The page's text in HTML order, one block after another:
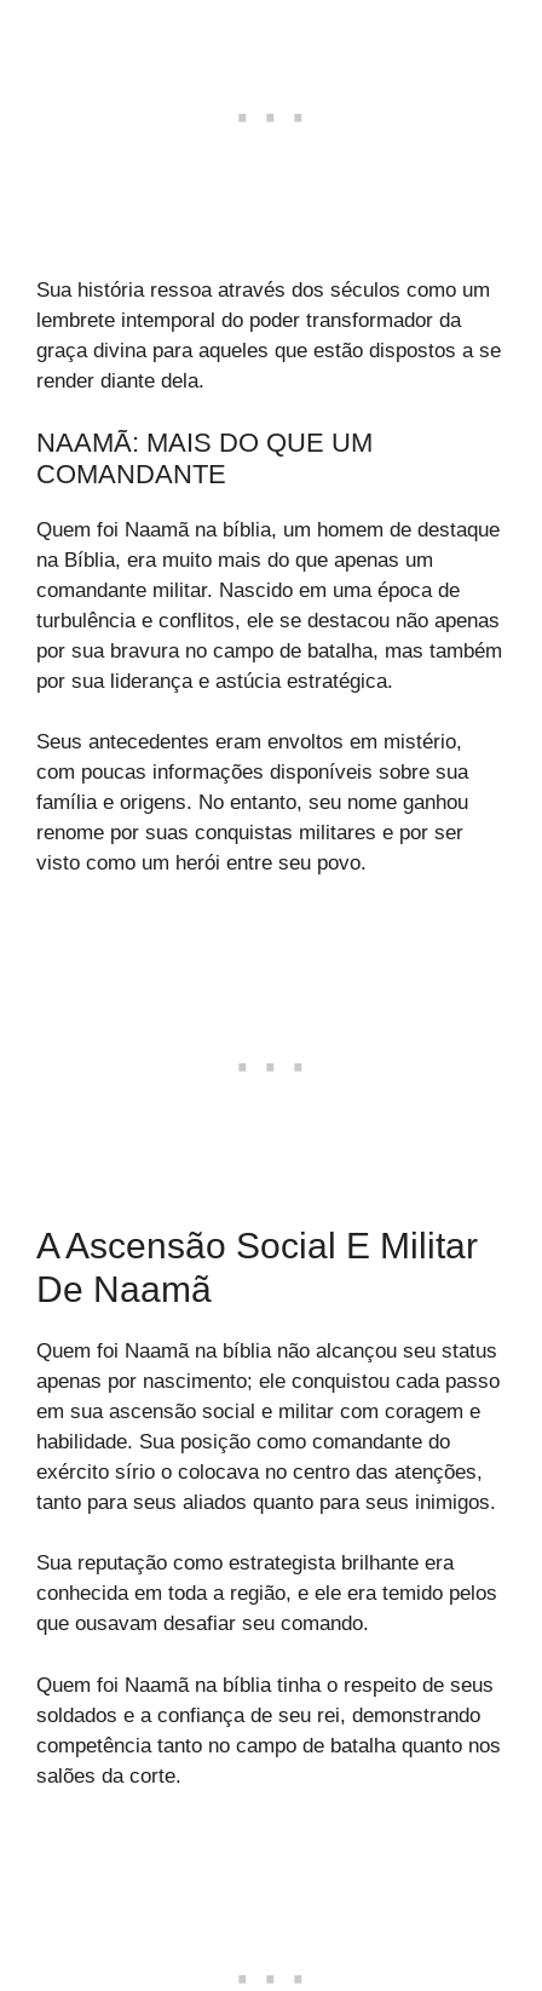
Sua história ressoa através dos séculos como um
lembrete intemporal do poder transformador da
graça divina para aqueles que estão dispostos a se
render diante dela.
NAAMÃ: MAIS DO QUE UM
COMANDANTE
Quem foi Naamã na bíblia, um homem de destaque
na Bíblia, era muito mais do que apenas um
comandante militar. Nascido em uma época de
turbulência e conflitos, ele se destacou não apenas
por sua bravura no campo de batalha, mas também
por sua liderança e astúcia estratégica.
Seus antecedentes eram envoltos em mistério,
com poucas informações disponíveis sobre sua
família e origens. No entanto, seu nome ganhou
renome por suas conquistas militares e por ser
visto como um herói entre seu povo.
A Ascensão Social E Militar
De Naamã
Quem foi Naamã na bíblia não alcançou seu status
apenas por nascimento; ele conquistou cada passo
em sua ascensão social e militar com coragem e
habilidade. Sua posição como comandante do
exército sírio o colocava no centro das atenções,
tanto para seus aliados quanto para seus inimigos.
Sua reputação como estrategista brilhante era
conhecida em toda a região, e ele era temido pelos
que ousavam desafiar seu comando.
Quem foi Naamã na bíblia tinha o respeito de seus
soldados e a confiança de seu rei, demonstrando
competência tanto no campo de batalha quanto nos
salões da corte.